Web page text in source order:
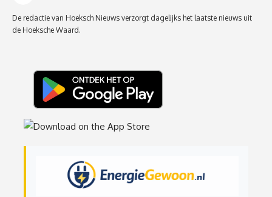
De redactie van Hoeksch Nieuws verzorgt dagelijks het laatste nieuws uit
de Hoeksche Waard.